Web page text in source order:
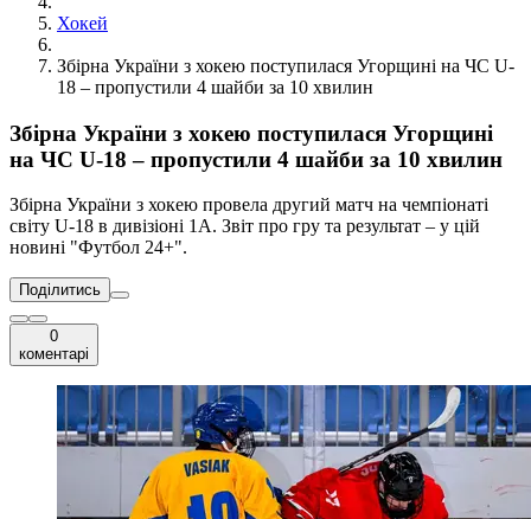
Хокей
Збірна України з хокею поступилася Угорщині на ЧС U-
18 – пропустили 4 шайби за 10 хвилин
Збірна України з хокею поступилася Угорщині
на ЧС U-18 – пропустили 4 шайби за 10 хвилин
Збірна України з хокею провела другий матч на чемпіонаті
світу U-18 в дивізіоні 1А. Звіт про гру та результат – у цій
новині "Футбол 24+".
Поділитись
0
коментарі